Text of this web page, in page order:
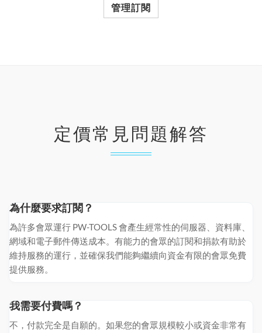
管理訂閱
定價常見問題解答
為什麼要求訂閱？
為許多會眾運行 PW-TOOLS 會產生經常性的伺服器、資料庫、
網域和電子郵件傳送成本。有能力的會眾的訂閱和捐款有助於
維持服務的運行，並確保我們能夠繼續向資金有限的會眾免費
提供服務。
我需要付費嗎？
不，付款完全是自願的。如果您的會眾規模較小或資金非常有